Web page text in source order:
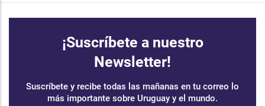
¡Suscríbete a nuestro
Newsletter!
Suscríbete y recibe todas las mañanas en tu correo lo
más importante sobre Uruguay y el mundo.